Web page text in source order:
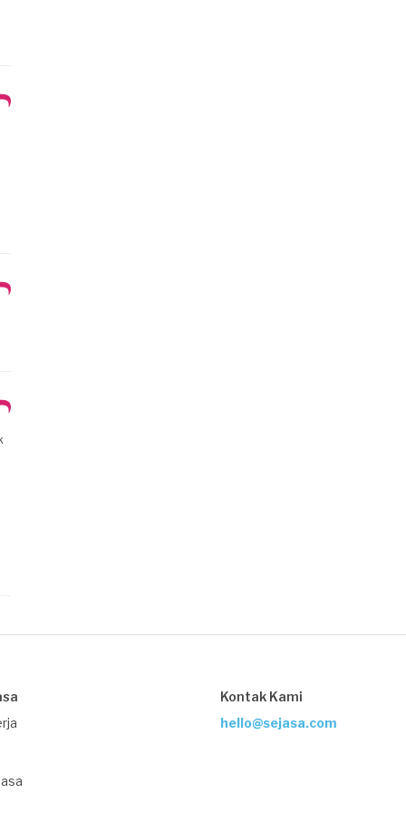
Kontak Kami
hello@sejasa.com